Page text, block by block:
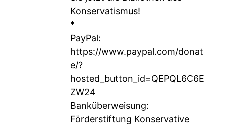
Konservatismus!
*
PayPal:
https://www.paypal.com/donat
e/?
hosted_button_id=QEPQL6C6E
ZW24
Banküberweisung:
Förderstiftung Konservative